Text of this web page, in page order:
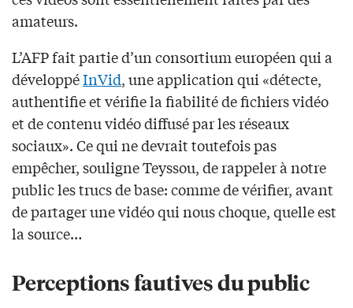
amateurs.
L’AFP fait partie d’un consortium européen qui a
développéInVid, une application qui «détecte,
authentifie et vérifie la fiabilité de fichiers vidéo
et de contenu vidéo diffusé par les réseaux
sociaux». Ce qui ne devrait toutefois pas
empêcher, souligne Teyssou, de rappeler à notre
public les trucs de base: comme de vérifier, avant
de partager une vidéo qui nous choque, quelle est
la source…
Perceptions fautives du public